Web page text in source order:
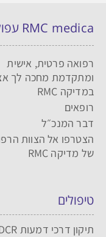
RMC medica עפולה
רפואה פרטית, אישית
ומתקדמת מחכה לך
במדיקה RMC
רופאים
דבר המנכ״ל
הצטרפו אל הצוות
של מדיקה RMC
טיפולים
תיקון דרכי דמעות DCR